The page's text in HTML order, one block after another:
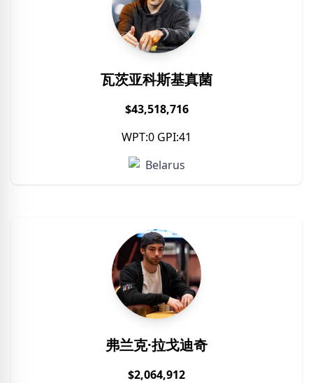
瓦茨亚科斯基真菌
$43,518,716
WPT:0 GPI:41
Belarus
弗兰克·拉戈迪奇
$2,064,912